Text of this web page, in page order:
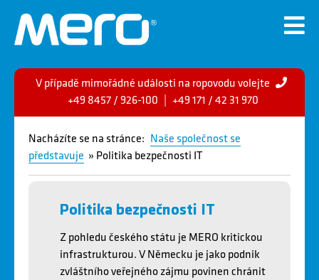
V případě mimořádné události na ropovodu volejte
+49 8457 / 926-100
+49 171 / 42 31 970
Nacházíte se na stránce: Naše společnost se
představuje » Politika bezpečnosti IT
Politika bezpečnosti IT
Z pohledu českého státu je MERO kritickou
infrastrukturou. V Německu je jako podnik
zvláštního veřejného zájmu povinen chránit